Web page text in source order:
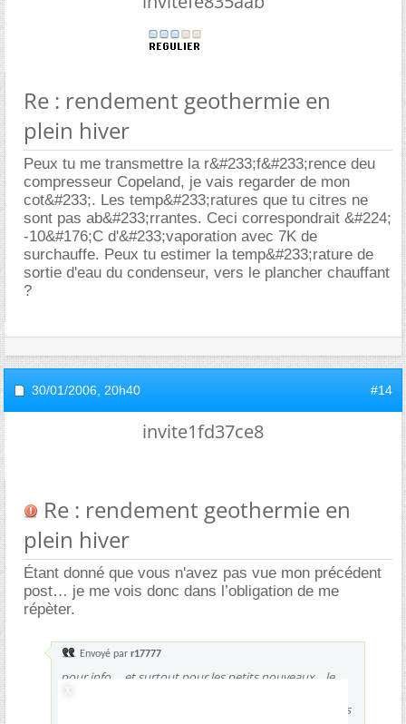
Re : rendement geothermie en
plein hiver
Peux tu me transmettre la r&#233;f&#233;rence deu
compresseur Copeland, je vais regarder de mon
cot&#233;. Les temp&#233;ratures que tu citres ne
sont pas ab&#233;rrantes. Ceci correspondrait &#224;
-10&#176;C d'&#233;vaporation avec 7K de
surchauffe. Peux tu estimer la temp&#233;rature de
sortie d'eau du condenseur, vers le plancher chauffant
?
30/01/2006, 20h40 #14
invite1fd37ce8
Re : rendement geothermie en
plein hiver
Étant donné que vous n'avez pas vue mon précédent
post… je me vois donc dans l’obligation de me
répèter.
Envoyé par r17777
pour info ... et surtout pour les petits nouveaux ...le
sociétal des pompes à chaleur et pseudo-géothermies